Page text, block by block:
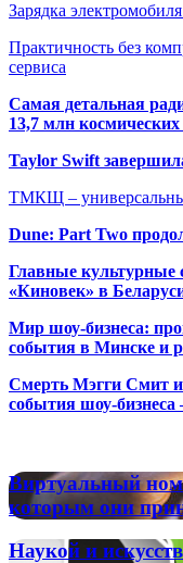
Зарядка
Практичность без
сервиса
Самая детальная
13,7 млн
Taylor Swift
ТМКЩ –
Dune: Part Two
Главные культурные
«Киновек» в
Мир шоу-бизнеса:
события в Минске и
Смерть Мэгги Смит
события шоу-бизнеса
Виртуальный
номер
телефона:
причины,
по
Виртуальный
которым они
Наукой
Наукой и